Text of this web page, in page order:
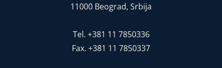
11000 Beograd, Srbija
Tel. +381 11 7850336
Fax. +381 11 7850337